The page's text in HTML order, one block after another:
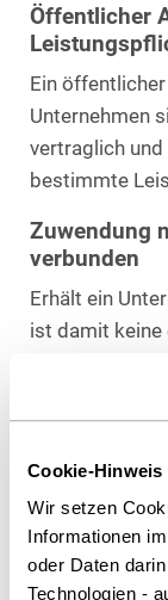
Cookie-Hinweis
Wir setzen
Informationen
oder Daten
Technologien -
Öffentlicher
Ein
Unternehmen
vertraglich
bestimmte
Zuwendung
verbunden
Erhält ein
ist damit
lediglich
Download